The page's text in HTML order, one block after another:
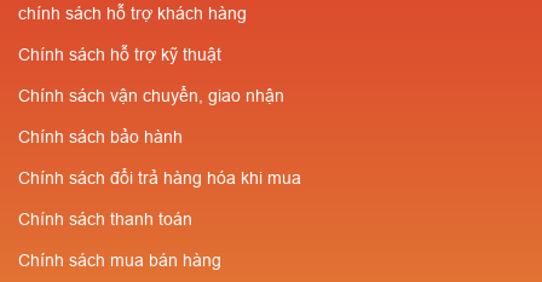
chính sách hỗ trợ khách hàng
Chính sách hỗ trợ kỹ thuật
Chính sách vận chuyển, giao nhận
Chính sách bảo hành
Chính sách đổi trả hàng hóa khi mua
Chính sách thanh toán
Chính sách mua bán hàng